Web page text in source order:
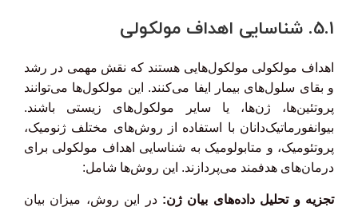
5.1. شناسایی اهداف مولکولی
اهداف مولکولی مولکول‌هایی هستند که نقش مهمی در رشد
و بقای سلول‌های بیمار ایفا می‌کنند. این مولکول‌ها می‌توانند
پروتئین‌ها، ژن‌ها، یا سایر مولکول‌های زیستی باشند.
بیوانفورماتیک‌دانان با استفاده از روش‌های مختلف ژنومیک،
پروتئومیک، و متابولومیک به شناسایی اهداف مولکولی برای
درمان‌های هدفمند می‌پردازند. این روش‌ها شامل:
تجزیه و تحلیل داده‌های بیان ژن: در این روش، میزان بیان